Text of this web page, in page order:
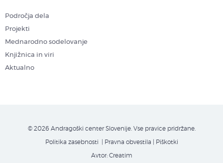
Področja dela
Projekti
Mednarodno sodelovanje
Knjižnica in viri
Aktualno
© 2026 Andragoški center Slovenije. Vse pravice pridržane.
Politika zasebnosti | Pravna obvestila Piškotki
Avtor: Creatim